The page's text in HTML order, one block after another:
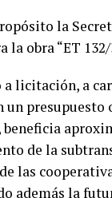
la
la obra “ET
licitación, a
un presupuesto
de la
las
además la